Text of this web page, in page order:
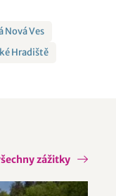
Nová Ves
Hradiště
zážitky